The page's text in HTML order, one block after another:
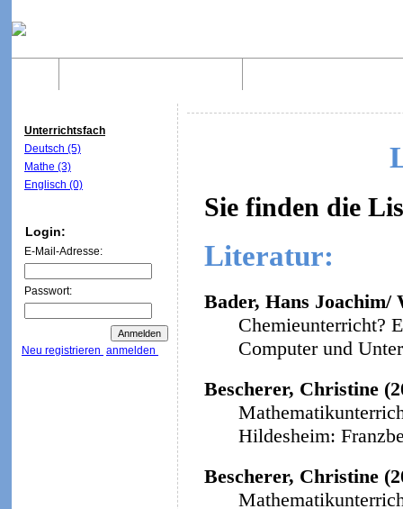
Unterrichtsfach
Deutsch (5)
Mathe (3)
Englisch (0)
Login:
E-Mail-Adresse:
Passwort:
Neu registrieren anmelden
Sie finden die
Literatur:
Bader, Hans Joachim/
Chemieunterricht?
Computer und
Bescherer, Christine
Hildesheim:
Bescherer, Christine